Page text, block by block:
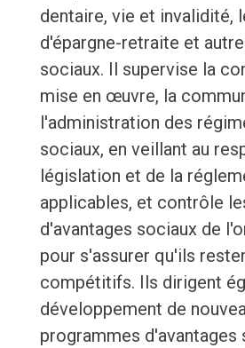
dentaire, vie et invalidité,
d'épargne-retraite et
sociaux. Il supervise la
mise en œuvre, la
l'administration des
sociaux, en veillant au
législation et de la
applicables, et contrôle
d'avantages sociaux de
pour s'assurer qu'ils
compétitifs. Ils dirigent
développement de
programmes d'avantages